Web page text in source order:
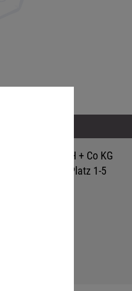
Hutter Trade GmbH + Co KG
Bgm.-Landmann-Platz 1-5